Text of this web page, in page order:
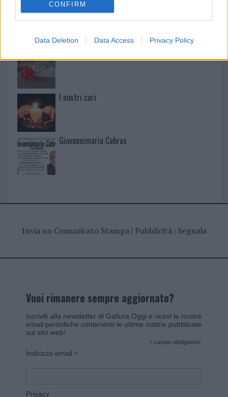
CONFIRM
Data Deletion Data Access Privacy Policy
I nostri cari
I nostri cari
Giovannimaria Cabras
Invia un Comunicato Stampa| Pubblicità| Segnala
Vuoi rimanere sempre aggiornato?
Iscriviti alla newsletter di Gallura Oggi e ricevi le nostre
email periodiche contenenti le ultime notizie pubblicate
sul sito web!
* campo obbligatorio
Indirizzo email *
Privacy